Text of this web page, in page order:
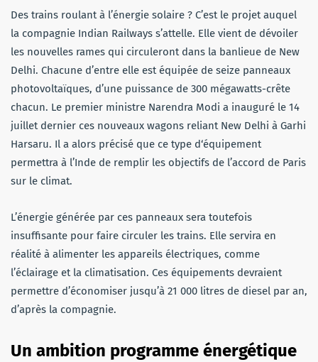
Des trains roulant à l’énergie solaire ? C’est le projet auquel
la compagnie Indian Railways s’attelle. Elle vient de dévoiler
les nouvelles rames qui circuleront dans la banlieue de New
Delhi. Chacune d’entre elle est équipée de seize panneaux
photovoltaïques, d’une puissance de 300 mégawatts-crête
chacun. Le premier ministre Narendra Modi a inauguré le 14
juillet dernier ces nouveaux wagons reliant New Delhi à Garhi
Harsaru. Il a alors précisé que ce type d‘équipement
permettra à l’Inde de remplir les objectifs de l’accord de Paris
sur le climat.
L’énergie générée par ces panneaux sera toutefois
insuffisante pour faire circuler les trains. Elle servira en
réalité à alimenter les appareils électriques, comme
l’éclairage et la climatisation. Ces équipements devraient
permettre d’économiser jusqu’à 21 000 litres de diesel par an,
d’après la compagnie.
Un ambition programme énergétique